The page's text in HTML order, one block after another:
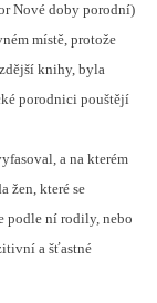
Nové doby porodní)
místě, protože
knihy, byla
porodnici pouštějí
a na kterém
žen, které se
podle ní rodily, nebo
a šťastné